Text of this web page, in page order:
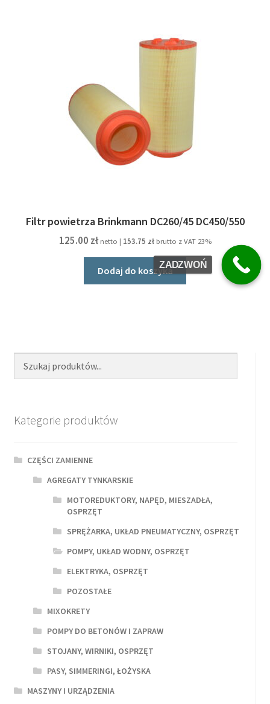
Filtr powietrza Brinkmann DC260/45 DC450/550
125.00 zł netto | 153.75 złbrutto z VAT 23%
Dodaj do koszyka
Kategorie produktów
CZĘŚCI ZAMIENNE
AGREGATY TYNKARSKIE
MOTOREDUKTORY, NAPĘD, MIESZADŁA,
OSPRZĘT
SPRĘŻARKA, UKŁAD PNEUMATYCZNY, OSPRZĘT
POMPY, UKŁAD WODNY, OSPRZĘT
ELEKTRYKA, OSPRZĘT
POZOSTAŁE
MIXOKRETY
POMPY DO BETONÓW I ZAPRAW
STOJANY, WIRNIKI, OSPRZĘT
PASY, SIMMERINGI, ŁOŻYSKA
MASZYNY I URZĄDZENIA
ZADZWOŃ